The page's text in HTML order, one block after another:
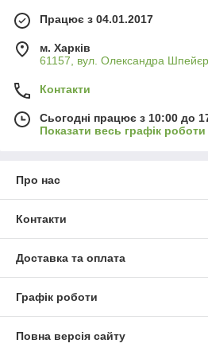
Працює з 04.01.2017
м. Харків
61157, вул. Олександра
Контакти
Сьогодні працює з 10:00 до
Показати весь графік роботи
Про нас
Контакти
Доставка та оплата
Графік роботи
Повна версія сайту